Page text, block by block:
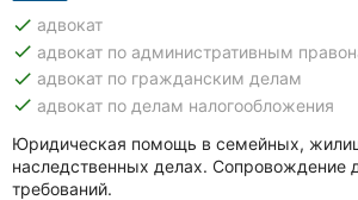
done адвокат
done адвокат по административным
done адвокат по гражданским делам
done адвокат по делам налогообложения
Юридическая помощь в семейных,
наследственных делах. Сопровождение
требований.